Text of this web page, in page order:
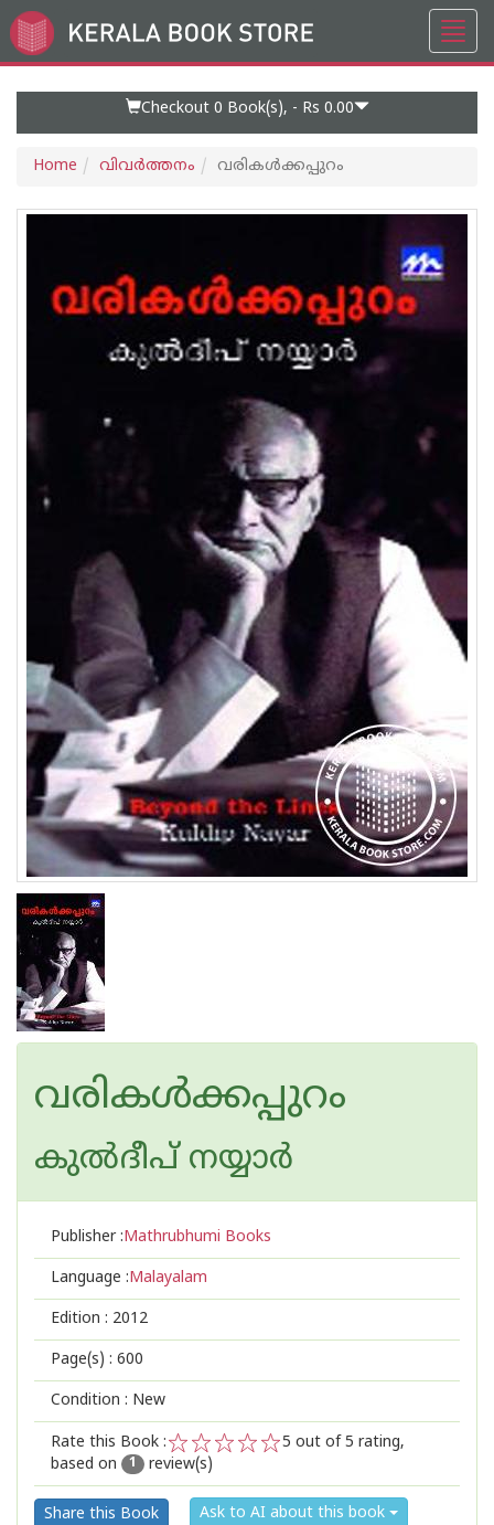
Go
to
Checkout 0 Book(s), - Rs 0.00
Home വിവര്‍ത്തനം വരികള്‍ക്കപ്പുറം
വരികള്‍ക്കപ്പുറം
കുല്‍ദീപ് നയ്യാര്‍
Publisher :Mathrubhumi Books
Language :Malayalam
Edition : 2012
Page(s) : 600
Condition : New
Rate this Book :
2
1
5 out of 5 rating,
based on
1 review(s)
Share this Book Ask to AI about this book